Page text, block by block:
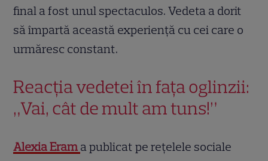
final a fost unul spectaculos. Vedeta a dorit
să împartă această experiență cu cei care o
urmăresc constant.
Reacția vedetei în fața oglinzii:
„Vai, cât de mult am tuns!”
Alexia Eram a publicat pe rețelele sociale